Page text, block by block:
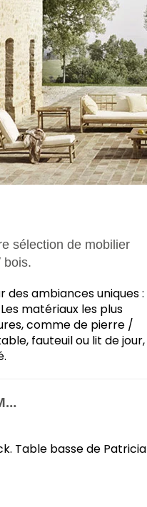
sélection de mobilier
bois.
ambiances uniques :
matériaux les plus
comme de pierre /
fauteuil ou lit de jour,
Table basse de Patricia